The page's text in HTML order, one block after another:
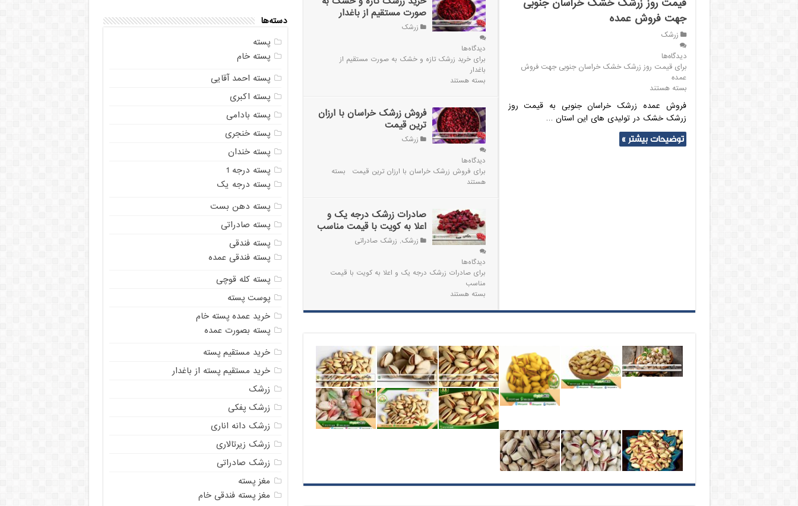
جهت فروش عمده
زرشک
دیدگاه‌ها
برای قیمت روز زرشک خشک خراسان جنوبی جهت فروش
عمده
بسته هستند
فروش عمده زرشک خراسان جنوبی به قیمت روز
زرشک خشک در تولیدی های این استان …
توضیحات بیشتر »
صورت مستقیم از باغدار
زرشک
دیدگاه‌ها
برای خرید زرشک تازه و خشک به صورت مستقیم از
باغدار
بسته هستند
فروش زرشک خراسان با ارزان
‌ترین قیمت
زرشک
دیدگاه‌ها
برای فروش زرشک خراسان با ارزان ‌ترین قیمت
بسته
هستند
صادرات زرشک درجه یک و
اعلا به کویت با قیمت مناسب
زرشک, زرشک صادراتی
دیدگاه‌ها
برای صادرات زرشک درجه یک و اعلا به کویت با قیمت
مناسب
بسته هستند
دسته‌ها
پسته
پسته خام
پسته احمد آقایی
پسته اکبری
پسته بادامی
پسته خنجری
پسته خندان
پسته درجه 1
پسته درجه یک
پسته دهن بست
پسته صادراتی
پسته فندقی
پسته فندقی عمده
پسته کله قوچی
پوست پسته
خرید عمده پسته خام
پسته بصورت عمده
خرید مستقیم پسته
خرید مستقیم پسته از باغدار
زرشک
زرشک پفکی
زرشک دانه اناری
زرشک زیرتالاری
زرشک صادراتی
مغز پسته
مغز پسته فندقی خام